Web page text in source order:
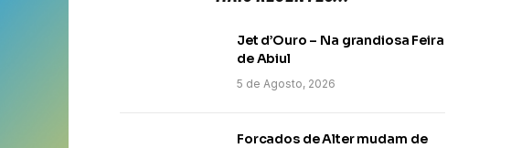
Jet d’Ouro – Na grandiosa Feira
de Abiul
5 de Agosto, 2026
Forcados de Alter mudam de